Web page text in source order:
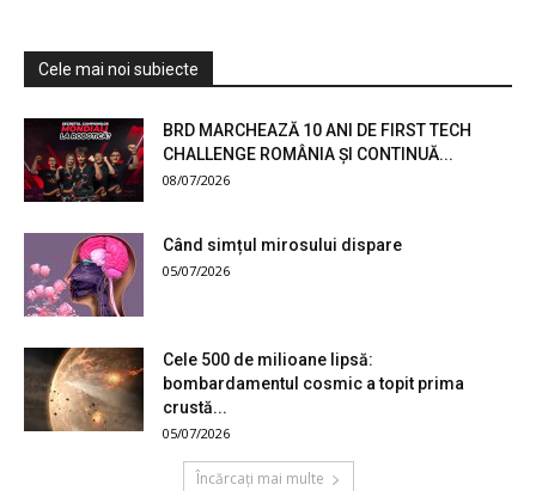
Cele mai noi subiecte
BRD MARCHEAZĂ 10 ANI DE FIRST TECH
CHALLENGE ROMÂNIA ȘI CONTINUĂ...
08/07/2026
Când simțul mirosului dispare
05/07/2026
Cele 500 de milioane lipsă:
bombardamentul cosmic a topit prima
crustă...
05/07/2026
Încărcați mai multe